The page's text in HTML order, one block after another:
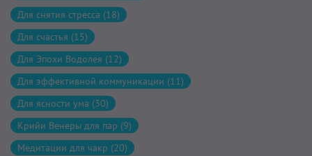
Для снятия стресса (18)
Для счастья (15)
Для Эпохи Водолея (12)
Для эффективной коммуникации (11)
Для ясности ума (30)
Крийи Венеры для пар (9)
Медитации для чакр (20)